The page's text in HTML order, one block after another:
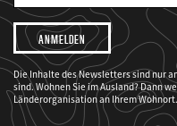
Adresse
Ich
möchte,
dass
der
WWF
mich
über
seine
Projekte
informiert.
Die Inhalte des Newsletters sind nur
sind. Wohnen Sie im Ausland? Dann
Länderorganisation an Ihrem Wohnort.